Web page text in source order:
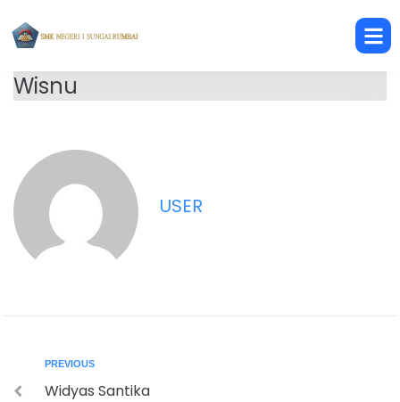
Wisnu
USER
PREVIOUS
Widyas Santika